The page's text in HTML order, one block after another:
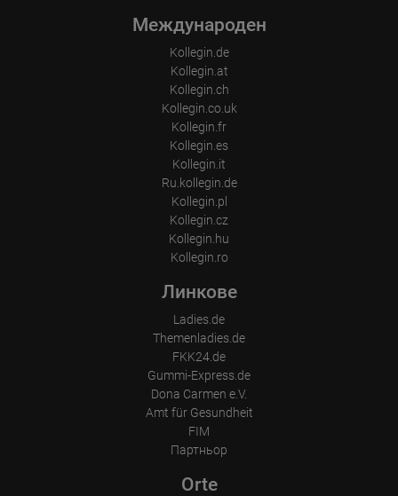
Международен
Kollegin.de
Kollegin.at
Kollegin.ch
Kollegin.co.uk
Kollegin.fr
Kollegin.es
Kollegin.it
Ru.kollegin.de
Kollegin.pl
Kollegin.cz
Kollegin.hu
Kollegin.ro
Линкове
Ladies.de
Themenladies.de
FKK24.de
Gummi-Express.de
Dona Carmen e.V.
Amt für Gesundheit
FIM
Партньор
Orte